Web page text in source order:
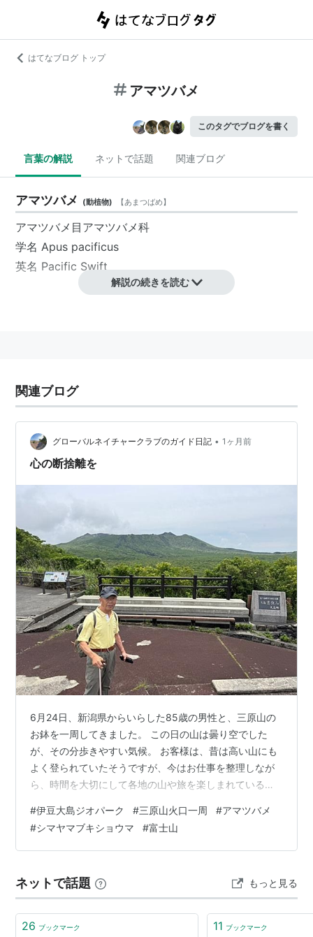
はてなブログ トップ
アマツバメ
このタグでブログを書く
言葉の解説 ネットで話題 関連ブログ
アマツバメ (動植物) 【あまつばめ】
アマツバメ目アマツバメ科
学名 Apus pacificus
英名 Pacific Swift
解説の続きを読む
関連ブログ
グローバルネイチャークラブのガイド日記 • 1ヶ月前
心の断捨離を
6月24日、新潟県からいらした85歳の男性と、三原山の
お鉢を一周してきました。 この日の山は曇り空でした
が、その分歩きやすい気候。 お客様は、昔は高い山にも
よく登られていたそうですが、今はお仕事を整理しなが
ら、時間を大切にして各地の山や旅を楽しまれていると
野生のアジサイを眺めながらゆっくり歩きました。 写真
の株は、お客様が「きれいだなぁ」と足を止めて見入っ
ていたものです。 私は、装飾花に乗っていたハナグモに
隠れていた富士山が姿を見せてくれました。 「見えてい
るうちに撮らないとね」というお客様…
#伊豆大島ジオパーク #三原山火口一周 #アマツバメ
#シマヤマブキショウマ #富士山
ネットで話題 もっと見る
26 ブックマーク 11 ブックマーク